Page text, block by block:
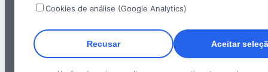
Cookies de análise (Google Analytics)
Recusar Aceitar